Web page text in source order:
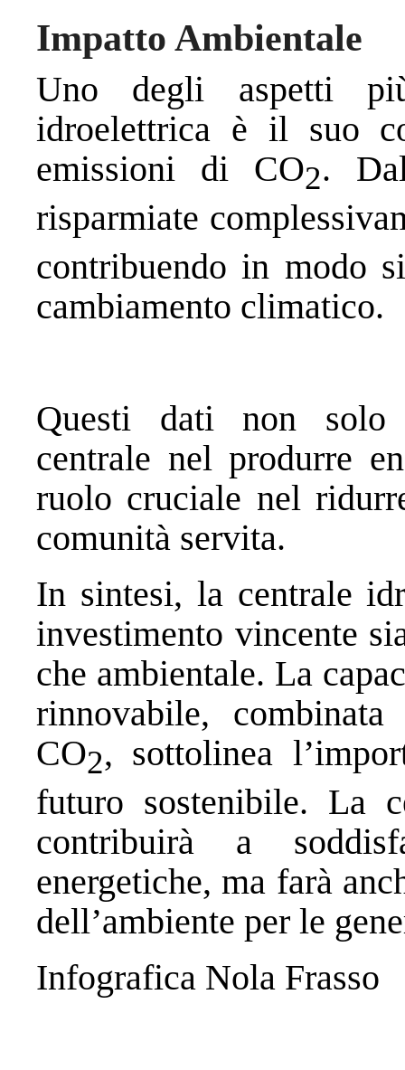
Impatto Ambientale
Uno degli aspetti
idroelettrica è il suo
emissioni di CO2.
risparmiate
contribuendo in modo
cambiamento climatico.
Questi dati non solo
centrale nel produrre
ruolo cruciale nel
comunità servita.
In sintesi, la centrale
investimento vincente
che ambientale. La
rinnovabile,
CO2, sottolinea
futuro sostenibile. La
contribuirà a
energetiche, ma farà
dell’ambiente per le
Infografica Nola Frasso